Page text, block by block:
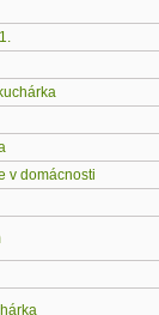
v domácnosti